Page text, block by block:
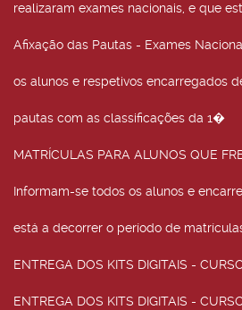
realizaram exames nacionais, e que
Afixação das Pautas - Exames
os alunos e respetivos encarregados
pautas com as classificações da 1�
MATRÍCULAS PARA ALUNOS QUE
Informam-se todos os alunos e
está a decorrer o período de
ENTREGA DOS KITS DIGITAIS -
ENTREGA DOS KITS DIGITAIS -